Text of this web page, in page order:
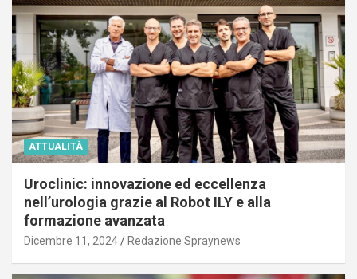
ATTUALITÀ
Uroclinic: innovazione ed eccellenza
nell’urologia grazie al Robot ILY e alla
formazione avanzata
Dicembre 11, 2024 Redazione Spraynews